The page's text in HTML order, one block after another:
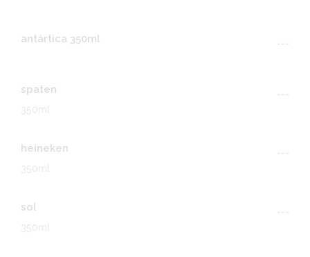
antártica 350ml ---
spaten
---
350ml
heineken
---
350ml
sol
---
350ml